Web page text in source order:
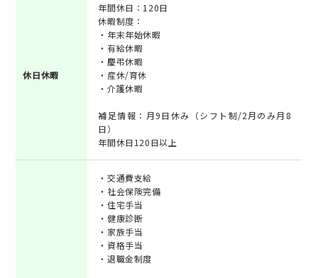
休日休暇
年間休日：120日
休暇制度：
・年末年始休暇
・有給休暇
・慶弔休暇
・産休/育休
・介護休暇
補足情報：月9日休み（シフト制/2月のみ月8
日）
年間休日120日以上
・交通費支給
・社会保険完備
・住宅手当
・健康診断
・家族手当
・資格手当
・退職金制度